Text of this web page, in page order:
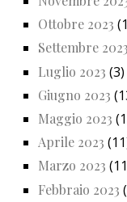
Ottobre 2023
Settembre 2023
Luglio 2023 (3)
Giugno 2023
Maggio 2023
Aprile 2023
Marzo 2023
Febbraio 2023